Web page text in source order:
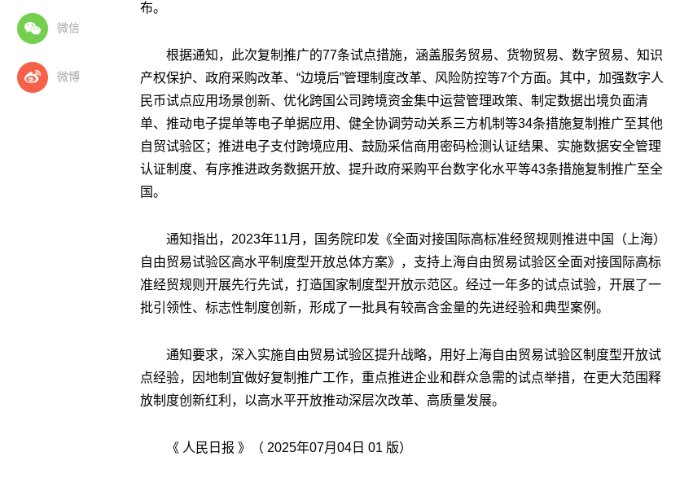
微信
微博
布。
根据通知，此次复制推广的77条试点措施，涵盖服务贸易、货物贸易、数字贸易、知识
产权保护、政府采购改革、“边境后”管理制度改革、风险防控等7个方面。其中，加强数字人
民币试点应用场景创新、优化跨国公司跨境资金集中运营管理政策、制定数据出境负面清
单、推动电子提单等电子单据应用、健全协调劳动关系三方机制等34条措施复制推广至其他
自贸试验区；推进电子支付跨境应用、鼓励采信商用密码检测认证结果、实施数据安全管理
认证制度、有序推进政务数据开放、提升政府采购平台数字化水平等43条措施复制推广至全
国。
通知指出，2023年11月，国务院印发《全面对接国际高标准经贸规则推进中国（上海）
自由贸易试验区高水平制度型开放总体方案》，支持上海自由贸易试验区全面对接国际高标
准经贸规则开展先行先试，打造国家制度型开放示范区。经过一年多的试点试验，开展了一
批引领性、标志性制度创新，形成了一批具有较高含金量的先进经验和典型案例。
通知要求，深入实施自由贸易试验区提升战略，用好上海自由贸易试验区制度型开放试
点经验，因地制宜做好复制推广工作，重点推进企业和群众急需的试点举措，在更大范围释
放制度创新红利，以高水平开放推动深层次改革、高质量发展。
《 人民日报 》（ 2025年07月04日 01 版）